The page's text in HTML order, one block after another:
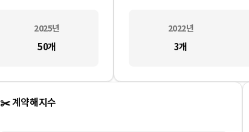
2025년
50개
2022년
3개
✂️ 계약해지수